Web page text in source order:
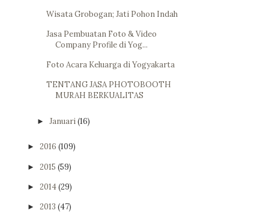
Wisata Grobogan; Jati Pohon Indah
Jasa Pembuatan Foto & Video
Company Profile di Yog...
Foto Acara Keluarga di Yogyakarta
TENTANG JASA PHOTOBOOTH
MURAH BERKUALITAS
► Januari(16)
► 2016 (109)
► 2015 (59)
► 2014(29)
► 2013 (47)